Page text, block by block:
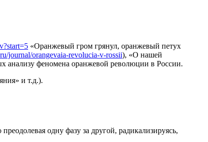
«Оранжевый гром грянул, оранжевый петух
journal/orangevaia-revolucia-v-rossii), «О нашей
анализу феномена оранжевой революции в России.
и т.д.).
одну фазу за другой, радикализируясь,